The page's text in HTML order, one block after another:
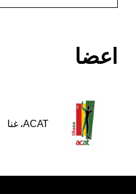
اعضا
ACAT، غنا